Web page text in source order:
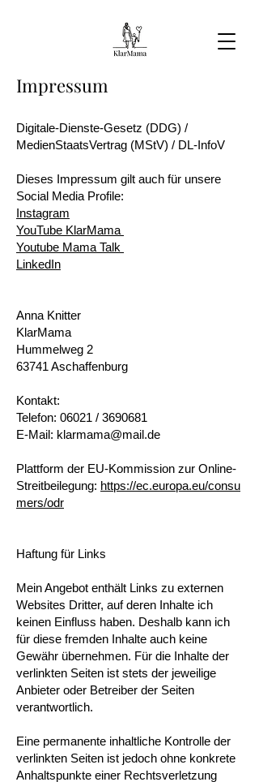
Impressum
Digitale-Dienste-Gesetz (DDG) /
MedienStaatsVertrag (MStV) / DL-InfoV​
Dieses Impressum gilt auch für unsere
Social Media Profile:
Instagram
YouTube KlarMama
Youtube Mama Talk
LinkedIn
Anna Knitter
KlarMama
Hummelweg 2
63741 Aschaffenburg
Kontakt​:
Telefon: 06021 / 3690681
E-Mail: klarmama@mail.de
​Plattform der EU-Kommission zur Online-
Streitbeilegung: https://ec.europa.eu/consu
mers/odr
Haftung für Links
Mein Angebot enthält Links zu externen
Websites Dritter, auf deren Inhalte ich
keinen Einfluss haben. Deshalb kann ich
für diese fremden Inhalte auch keine
Gewähr übernehmen. Für die Inhalte der
verlinkten Seiten ist stets der jeweilige
Anbieter oder Betreiber der Seiten
verantwortlich.
Eine permanente inhaltliche Kontrolle der
verlinkten Seiten ist jedoch ohne konkrete
Anhaltspunkte einer Rechtsverletzung